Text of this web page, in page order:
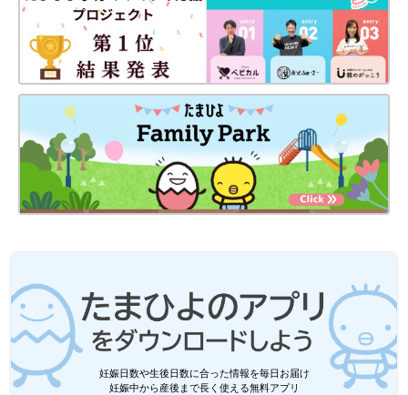
妊娠日数や生後日数に合った情報を毎日お届け
妊娠中から産後まで長く使える無料アプリ